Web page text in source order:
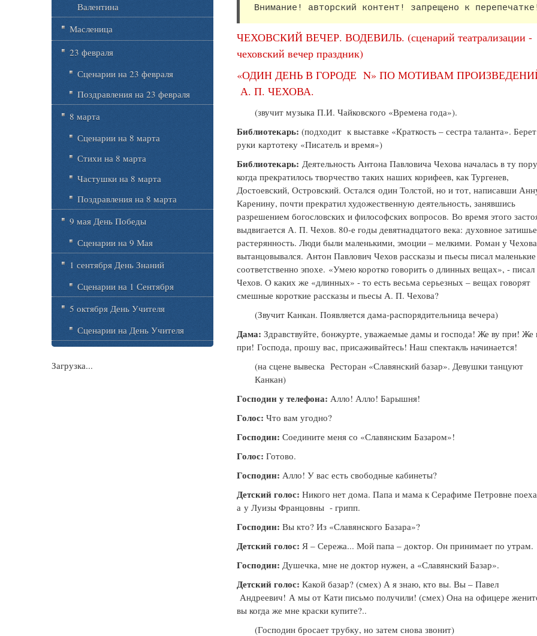
Внимание! авторский контент! запрещено к
ЧЕХОВСКИЙ ВЕЧЕР. ВОДЕВИЛЬ. (сценарий театрализации -
чеховский вечер праздник)
«ОДИН ДЕНЬ В ГОРОДЕ N» ПО МОТИВАМ
А. П. ЧЕХОВА.
(звучит музыка П.И. Чайковского «Времена года»).
Библиотекарь: (подходит к выставке «Краткость – сестра таланта».
рукикартотеку «Писатель и время»)
Библиотекарь:Деятельность Антона Павловича Чехова началась в ту
когда прекратилось творчество таких наших корифеев, как Тургенев,
Достоевский, Островский. Осталсяодин Толстой, но и тот, написавши
Каренину, почти прекратил художественную деятельность, занявшись
разрешением богословских и философских вопросов.Во время этого
выдвигается А. П. Чехов. 80-е годы девятнадцатого века: духовное
растерянность. Люди были маленькими, эмоции – мелкими.Роман у
вытанцовывался. Антон Павлович Чехов рассказы и пьесы писал
соответственно эпохе. «Умею коротко говорить о длинных вещах», - писал
Чехов. О каких же «длинных» - то есть весьма серьезных – вещах говорят
смешные короткие рассказы и пьесы А. П. Чехова?
(Звучит Канкан. Появляется дама-распорядительница вечера)
Дама: Здравствуйте, бонжурте, уважаемые дамы и господа! Же ву при! Же
при!Господа, прошу вас, присаживайтесь! Наш спектакль начинается!
(на сцене вывеска Ресторан «Славянский базар». Девушки танцуют
Канкан)
Господин у телефона: Алло! Алло! Барышня!
Голос: Что вам угодно?
Господин: Соедините меня со «Славянским Базаром»!
Голос: Готово.
Господин: Алло! У вас есть свободные кабинеты?
Детский голос: Никого нет дома. Папа и мама к Серафиме Петровне
а у Луизы Францовны - грипп.
Господин: Вы кто? Из «Славянского Базара»?
Детский голос: Я – Сережа... Мой папа – доктор. Он принимает по утрам.
Господин: Душечка, мне не доктор нужен, а «Славянский Базар».
Детский голос: Какой базар? (смех) А я знаю, кто вы. Вы – Павел
Андреевич! А мы от Кати письмо получили! (смех) Она на офицере
вы когда же мне краски купите?..
(Господин бросает трубку, но затем снова звонит)
Валентина
Масленица
23 февраля
Сценарии на 23 февраля
Поздравления на 23 февраля
8 марта
Сценарии на 8 марта
Стихи на 8 марта
Частушки на 8 марта
Поздравления на 8 марта
9 мая День Победы
Сценарии на 9 Мая
1 сентября День Знаний
Сценарии на 1 Сентября
5 октября День Учителя
Сценарии на День Учителя
Загрузка...